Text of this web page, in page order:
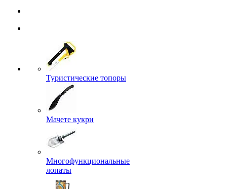
Туристические топоры
Мачете кукри
Многофункциональные
лопаты